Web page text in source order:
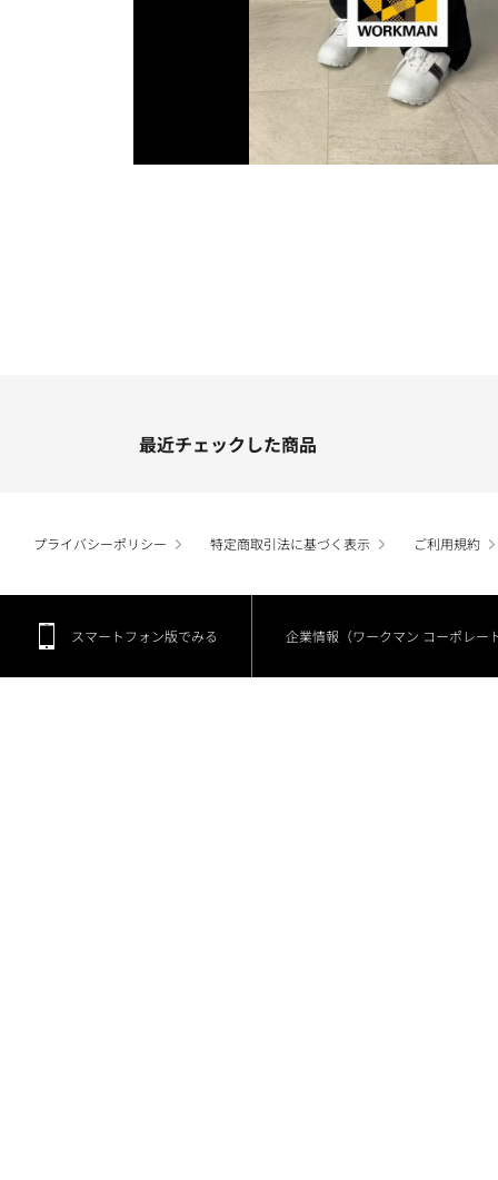
最近チェックした商品
プライバシーポリシー 特定商取引法に基づく表示 ご利用規約
スマートフォン版でみる 企業情報（ワークマン コーポレー